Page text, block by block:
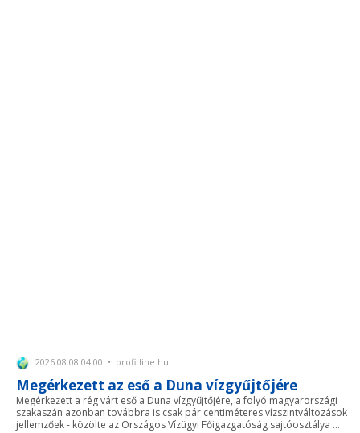
2026.08.08 04:00 • profitline.hu
Megérkezett az eső a Duna vízgyűjtőjére
Megérkezett a rég várt eső a Duna vízgyűjtőjére, a folyó magyarországi
szakaszán azonban továbbra is csak pár centiméteres vízszintváltozások
jellemzőek - közölte az Országos Vízügyi Főigazgatóság sajtóosztálya ...